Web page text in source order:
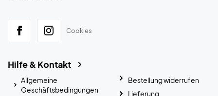
Cookies
Hilfe & Kontakt
Allgemeine
Geschäftsbedingungen
Bestellung widerrufen
Lieferung